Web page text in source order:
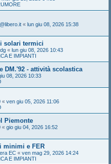
« lun giu 08, 2026 15:38
solari termici
« lun giu 08, 2026 10:43
E IMPIANTI
DM.'92 - attività scolastica
08, 2026 10:33
« ven giu 05, 2026 11:06
Piemonte
« gio giu 04, 2026 16:52
minimi e FER
EC « ven mag 29, 2026 14:24
E IMPIANTI